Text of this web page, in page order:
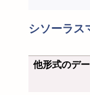
シソーラス
他形式のデ